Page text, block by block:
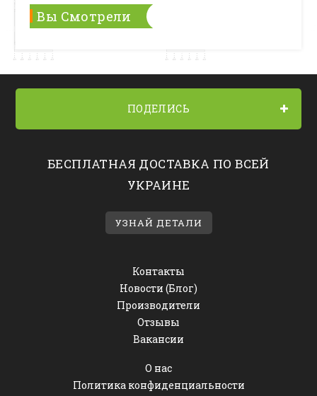
Вы Смотрели
ПОДЕЛИСЬ
БЕСПЛАТНАЯ ДОСТАВКА ПО ВСЕЙ
УКРАИНЕ
УЗНАЙ ДЕТАЛИ
Контакты
Новости (Блог)
Производители
Отзывы
Вакансии
О нас
Политика конфиденциальности